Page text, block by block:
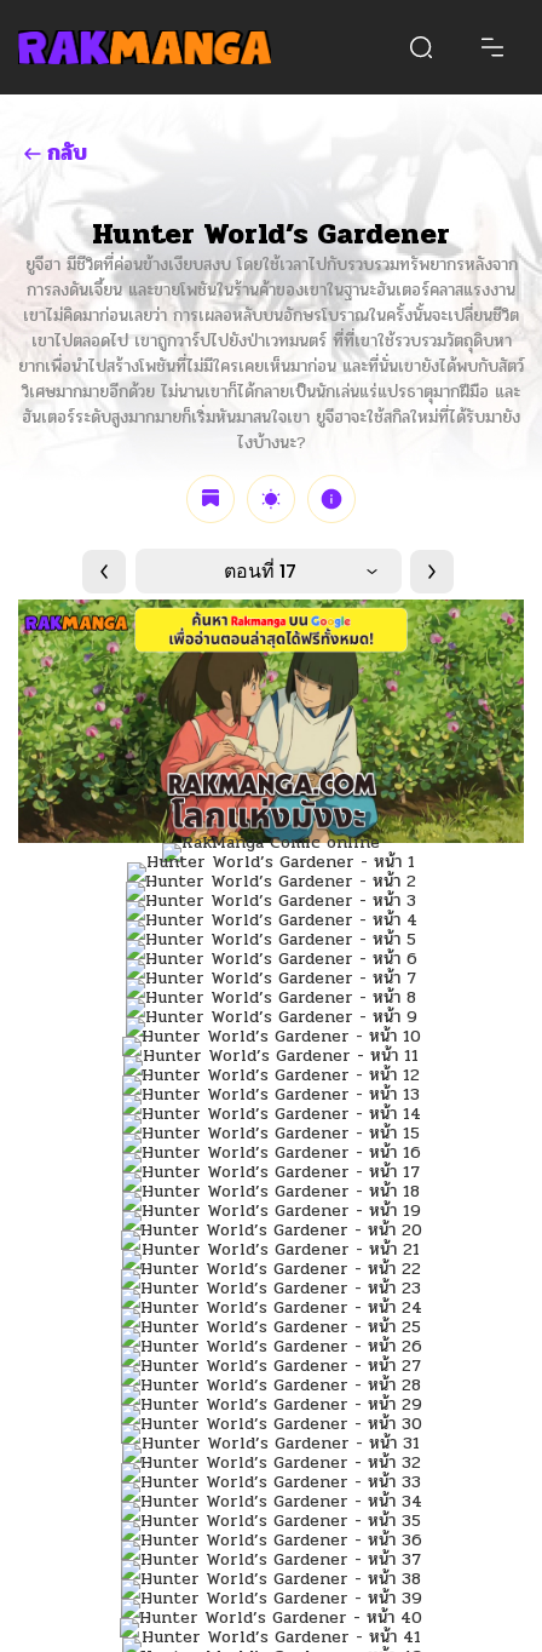
กลับ
Hunter World’s Gardener
ยูจีฮา มีชีวิตที่ค่อนข้างเงียบสงบ โดยใช้เวลาไปกับรวบรวมทรัพยากรหลังจาก
การลงดันเจี้ยน และขายโพชันในร้านค้าของเขาในฐานะฮันเตอร์คลาสแรงงาน
เขาไม่คิดมาก่อนเลยว่า การเผลอหลับบนอักษรโบราณในครั้งนั้นจะเปลี่ยนชีวิต
เขาไปตลอดไป เขาถูกวาร์ปไปยังป่าเวทมนตร์ ที่ที่เขาใช้รวบรวมวัตถุดิบหา
ยากเพื่อนำไปสร้างโพชันที่ไม่มีใครเคยเห็นมาก่อน และที่นั่นเขายังได้พบกับสัตว์
วิเศษมากมายอีกด้วย ไม่นานเขาก็ได้กลายเป็นนักเล่นแร่แปรธาตุมากฝีมือ และ
ฮันเตอร์ระดับสูงมากมายก็เริ่มหันมาสนใจเขา ยูจีฮาจะใช้สกิลใหม่ที่ได้รับมายัง
ไงบ้างนะ?
ตอนที่ 17